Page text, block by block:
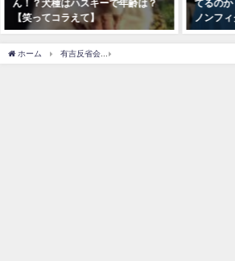
てるのか！？経歴や年収は？【ザ
ノンフィクション】
い！？
査！
ホーム 有吉反省会